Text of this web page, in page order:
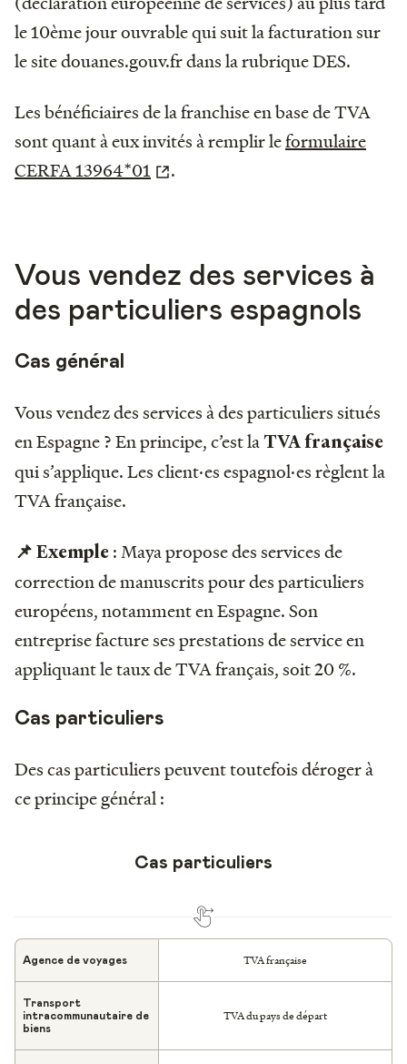
le 10ème jour ouvrable qui suit la facturation sur
le site douanes.gouv.fr dans la rubrique DES.
Les bénéficiaires de la franchise en base de TVA
sont quant à eux invités à remplir leformulaire
CERFA 13964*01
.
Vous vendez des services à
des particuliers espagnols
Cas général
Vous vendez des services à des particuliers situés
en Espagne ? En principe, c’est laTVA française
qui s’applique. Les client·es espagnol·es règlent la
TVA française.
📌 Exemple : Maya propose des services de
correction de manuscrits pour des particuliers
européens, notamment en Espagne. Son
entreprise facture ses prestations de service en
appliquant le taux de TVA français, soit 20 %.
Cas particuliers
Des cas particuliers peuvent toutefois déroger à
ce principe général :
Cas particuliers
Agence de voyages TVA française
Transport
intracommunautaire de
biens
TVA du pays de départ